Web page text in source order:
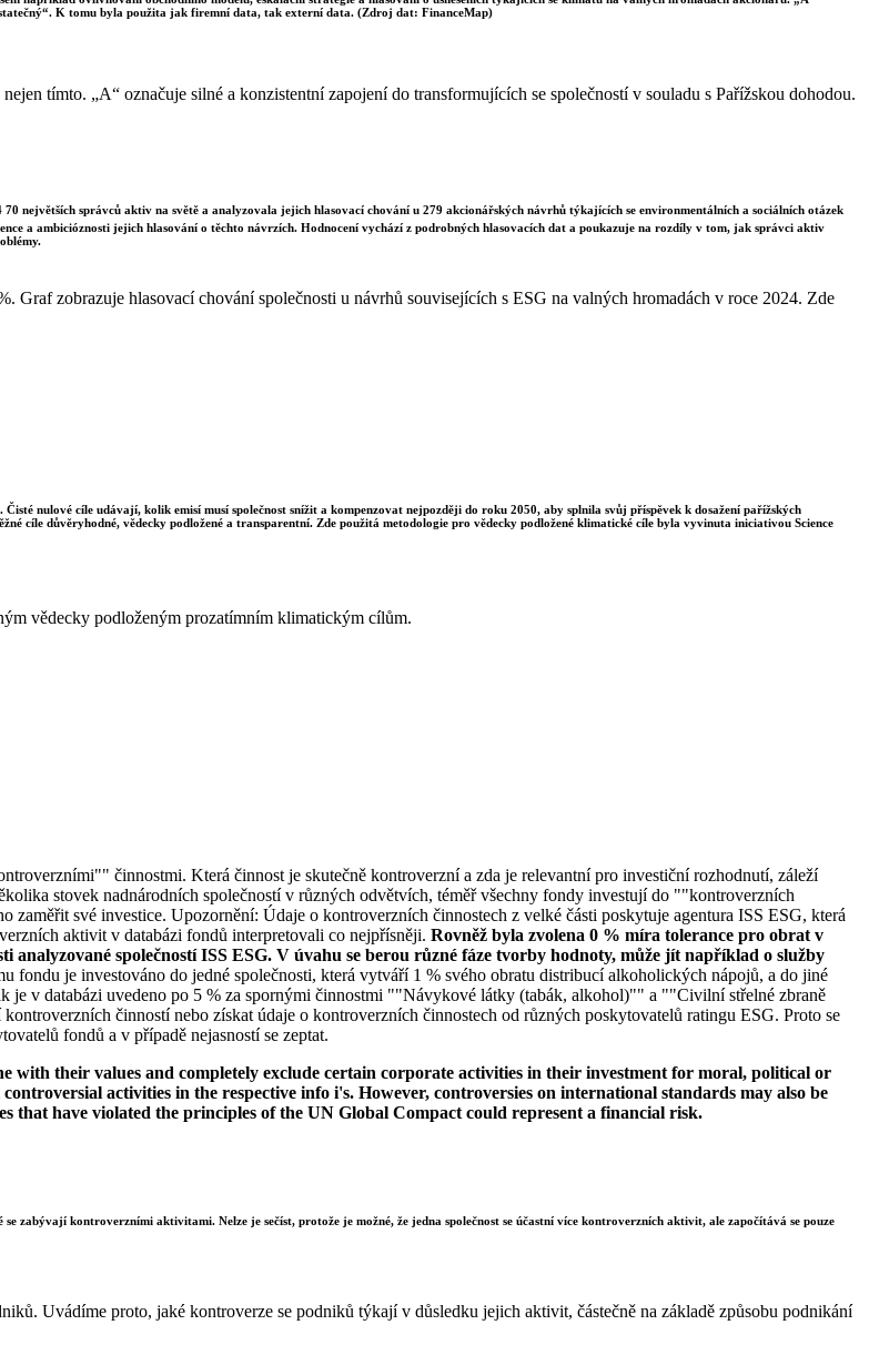
K tomu byla použita jak firemní data, tak externí data. (Zdroj dat: FinanceMap)
tímto. „A“ označuje silné a konzistentní zapojení do transformujících se společností v souladu s Pařížskou dohodou.
největších správců aktiv na světě a analyzovala jejich hlasovací chování u 279 akcionářských návrhů týkajících se environmentálních a sociálních otázek
a ambicióznosti jejich hlasování o těchto návrzích. Hodnocení vychází z podrobných hlasovacích dat a poukazuje na rozdíly v tom, jak správci aktiv
Graf zobrazuje hlasovací chování společnosti u návrhů souvisejících s ESG na valných hromadách v roce 2024. Zde
nulové cíle udávají, kolik emisí musí společnost snížit a kompenzovat nejpozději do roku 2050, aby splnila svůj příspěvek k dosažení pařížských
cíle důvěryhodné, vědecky podložené a transparentní. Zde použitá metodologie pro vědecky podložené klimatické cíle byla vyvinuta iniciativou Science
vědecky podloženým prozatímním klimatickým cílům.
činnostmi. Která činnost je skutečně kontroverzní a zda je relevantní pro investiční rozhodnutí, záleží
stovek nadnárodních společností v různých odvětvích, téměř všechny fondy investují do ""kontroverzních
své investice. Upozornění: Údaje o kontroverzních činnostech z velké části poskytuje agentura ISS ESG, která
aktivit v databázi fondů interpretovali co nejpřísněji. Rovněž byla zvolena 0 % míra tolerance pro obrat v
analyzované společností ISS ESG. V úvahu se berou různé fáze tvorby hodnoty, může jít například o služby
fondu je investováno do jedné společnosti, která vytváří 1 % svého obratu distribucí alkoholických nápojů, a do jiné
je v databázi uvedeno po 5 % za spornými činnostmi ""Návykové látky (tabák, alkohol)"" a ""Civilní střelné zbraně
činností nebo získat údaje o kontroverzních činnostech od různých poskytovatelů ratingu ESG. Proto se
fondů a v případě nejasností se zeptat.
with their values and completely exclude certain corporate activities in their investment for moral, political or
activities in the respective info i's. However, controversies on international standards may also be
that have violated the principles of the UN Global Compact could represent a financial risk.
zabývají kontroverzními aktivitami. Nelze je sečíst, protože je možné, že jedna společnost se účastní více kontroverzních aktivit, ale započítává se pouze
Uvádíme proto, jaké kontroverze se podniků týkají v důsledku jejich aktivit, částečně na základě způsobu podnikání